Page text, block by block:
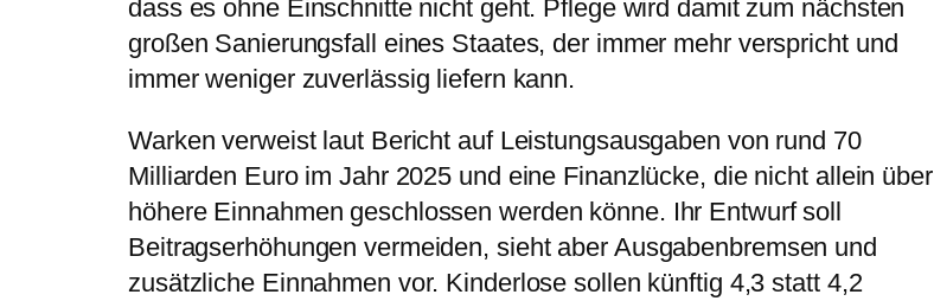
dass es ohne Einschnitte nicht geht. Pflege wird damit zum nächsten
großen Sanierungsfall eines Staates, der immer mehr verspricht und
immer weniger zuverlässig liefern kann.
Warken verweist laut Bericht auf Leistungsausgaben von rund 70
Milliarden Euro im Jahr 2025 und eine Finanzlücke, die nicht allein über
höhere Einnahmen geschlossen werden könne. Ihr Entwurf soll
Beitragserhöhungen vermeiden, sieht aber Ausgabenbremsen und
zusätzliche Einnahmen vor. Kinderlose sollen künftig 4,3 statt 4,2